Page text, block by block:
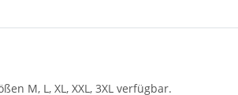
M, L, XL, XXL, 3XL verfügbar.